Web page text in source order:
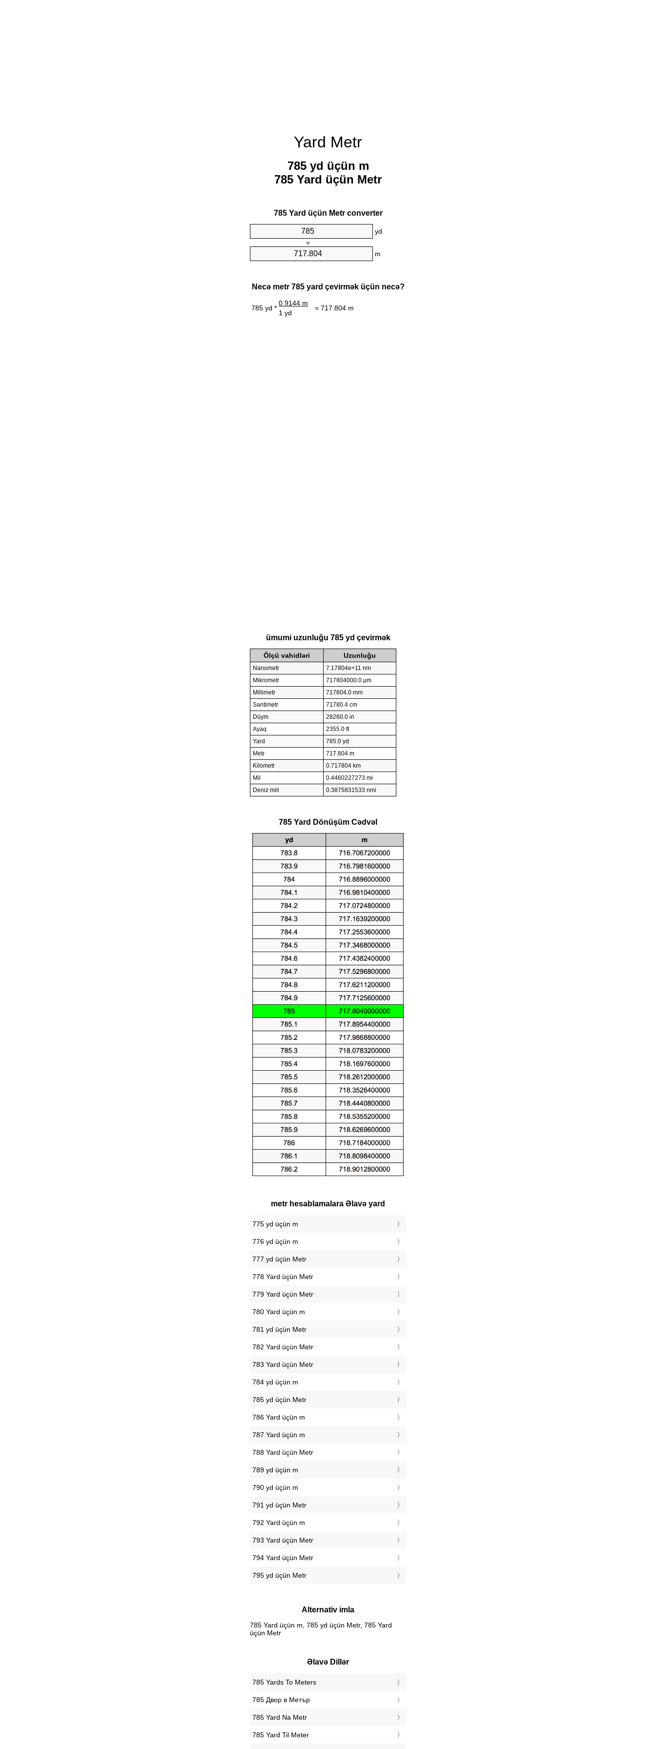
Yard Metr
785 yd üçün m
785 Yard üçün Metr
785 Yard üçün Metr converter
yd
=
m
Necə metr 785 yard çevirmək üçün necə?
785 yd *
0.9144 m
= 717.804 m
1 yd
ümumi uzunluğu 785 yd çevirmək
Ölçü vahidləri Uzunluğu
Nanometr
7.17804e+11 nm
Mikrometr
717804000.0 µm
Millimetr
717804.0 mm
Santimetr
71780.4 cm
Düym
28260.0 in
Ayaq
2355.0 ft
Yard
785.0 yd
Metr
717.804 m
Kilometr
0.717804 km
Mil
0.4460227273 mi
Deniz mili
0.3875831533 nmi
785 Yard Dönüşüm Cədvəl
metr hesablamalara Əlavə yard
775 yd üçün m
776 yd üçün m
777 yd üçün Metr
778 Yard üçün Metr
779 Yard üçün Metr
780 Yard üçün m
781 yd üçün Metr
782 Yard üçün Metr
783 Yard üçün Metr
784 yd üçün m
785 yd üçün Metr
786 Yard üçün m
787 Yard üçün m
788 Yard üçün Metr
789 yd üçün m
790 yd üçün m
791 yd üçün Metr
792 Yard üçün m
793 Yard üçün Metr
794 Yard üçün Metr
795 yd üçün Metr
Alternativ imla
785 Yard üçün m, 785 yd üçün Metr, 785 Yard
üçün Metr
Əlavə Dillər
‎785 Yards To Meters
‎785 Двор в Метър
‎785 Yard Na Metr
‎785 Yard Til Meter